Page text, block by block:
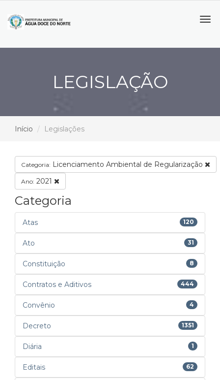
LEGISLAÇÃO
Início Legislações
Categoria: Licenciamento Ambiental de Regularização
Ano: 2021
Categoria
Atas 120
Ato 31
Constituição 8
Contratos e Aditivos 444
Convênio 4
Decreto 1351
Diária 1
Editais 62